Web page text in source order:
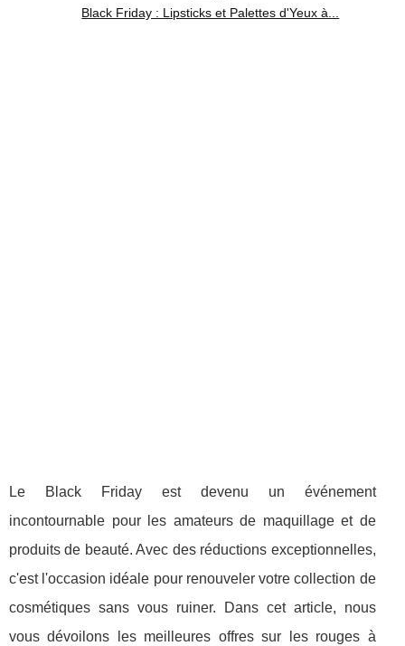
Black Friday : Lipsticks et Palettes d'Yeux à...
Le Black Friday est devenu un événement
incontournable pour les amateurs de maquillage et de
produits de beauté. Avec des réductions exceptionnelles,
c'est l'occasion idéale pour renouveler votre collection de
cosmétiques sans vous ruiner. Dans cet article, nous
vous dévoilons les meilleures offres sur les rouges à